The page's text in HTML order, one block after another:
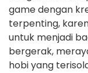
game dengan
terpenting,
untuk menjadi
bergerak,
hobi yang